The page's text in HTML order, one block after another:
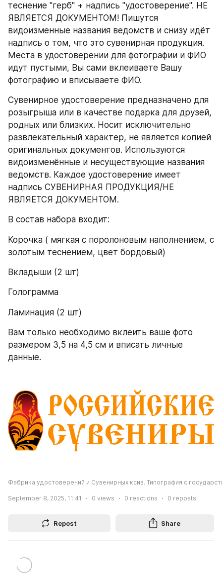
теснение "герб" + надпись "удостоверение". НЕ
ЯВЛЯЕТСЯ ДОКУМЕНТОМ! Пишутся
видоизменные названия ведомств и снизу идёт
надпись о том, что это сувенирная продукция.
Места в удостоверении для фотографии и ФИО
идут пустыми, Вы сами вклеиваете Вашу
фотографию и вписываете ФИО.
Сувенирное удостоверение предназначено для
розыгрыша или в качестве подарка для друзей,
родных или близких. Носит исключительно
развлекательный характер, не является копией
оригинальных документов. Используются
видоизменённые и несуществующие названия
ведомств. Каждое удостоверение имеет
надпись СУВЕНИРНАЯ ПРОДУКЦИЯ/НЕ
ЯВЛЯЕТСЯ ДОКУМЕНТОМ.
В состав набора входит:
Корочка ( мягкая с поролоновым наполнением, с
золотым теснением, цвет бордовый)
Вкладыши (2 шт)
Голограмма
Ламинация (2 шт)
Вам только необходимо вклеить ваше фото
размером 3,5 на 4,5 см и вписать личные
данные.
Фабрика удостоверений и Сувенирных ксив. Типография с
September 8, 2025, 11:41 0 views 0 reactions 0 reposts
Repost Share